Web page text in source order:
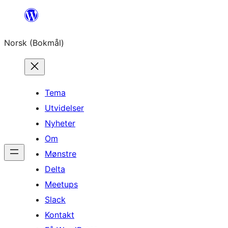
Hopp
innhold
Norsk (Bokmål)
Tema
Utvidelser
Nyheter
Om
Mønstre
Delta
Meetups
Slack
Kontakt